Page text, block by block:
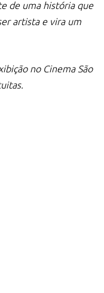
de uma história que
artista e vira um
no Cinema São